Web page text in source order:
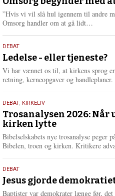
2026
”Hvis vi vil slå hul igennem til andre
Omsorg handler om at gå lidt…
e
r
e
10.
juni
2026
DEBAT
Ledelse - eller tjeneste?
Vi har vænnet os til, at kirkens sprog
retning, kerneopgaver og
2.
juni
2026
DEBAT, KIRKELIV
Trosanalysen 2026: Når
kirken lytte
Bibelselskabets nye trosanalyse peger
Bibelen, troen og kirken. Kritikere
18.
maj
2026
DEBAT
Jesus gjorde
Baptister var demokrater længe før,